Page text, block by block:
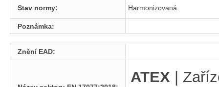
Stav normy: Harmonizovaná
Poznámka:
Znění EAD:
ATEX |